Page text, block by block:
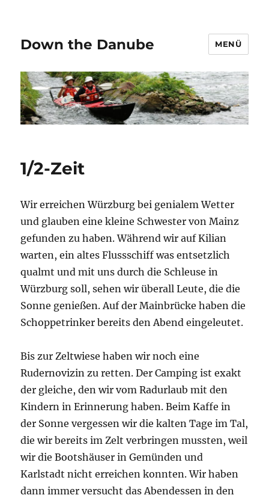
Down the Danube MENÜ
1/2-Zeit
Wir erreichen Würzburg bei genialem Wetter
und glauben eine kleine Schwester von Mainz
gefunden zu haben. Während wir auf Kilian
warten, ein altes Flussschiff was entsetzlich
qualmt und mit uns durch die Schleuse in
Würzburg soll, sehen wir überall Leute, die die
Sonne genießen. Auf der Mainbrücke haben die
Schoppetrinker bereits den Abend eingeleutet.
Bis zur Zeltwiese haben wir noch eine
Rudernovizin zu retten. Der Camping ist exakt
der gleiche, den wir vom Radurlaub mit den
Kindern in Erinnerung haben. Beim Kaffe in
der Sonne vergessen wir die kalten Tage im Tal,
die wir bereits im Zelt verbringen mussten, weil
wir die Bootshäuser in Gemünden und
Karlstadt nicht erreichen konnten. Wir haben
dann immer versucht das Abendessen in den